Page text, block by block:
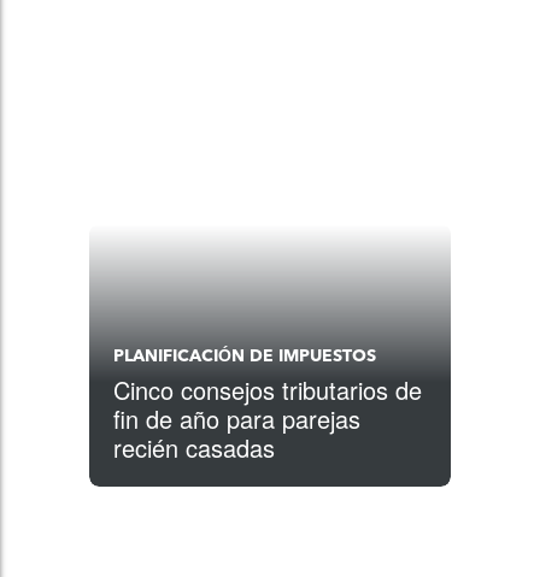
PLANIFICACIÓN DE IMPUESTOS
Cinco consejos tributarios de
fin de año para parejas
recién casadas